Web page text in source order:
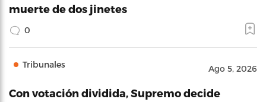
muerte de dos jinetes
0
Tribunales Ago 5, 2026
Con votación dividida, Supremo decide